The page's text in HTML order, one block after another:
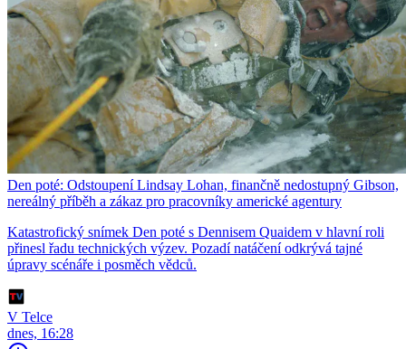
Den poté: Odstoupení Lindsay Lohan, finančně nedostupný Gibson,
nereálný příběh a zákaz pro pracovníky americké agentury
Katastrofický snímek Den poté s Dennisem Quaidem v hlavní roli
přinesl řadu technických výzev. Pozadí natáčení odkrývá tajné
úpravy scénáře i posměch vědců.
V Telce
dnes, 16:28